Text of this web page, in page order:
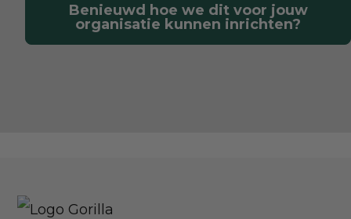
Benieuwd hoe we dit voor jouw
organisatie kunnen inrichten?
Footer